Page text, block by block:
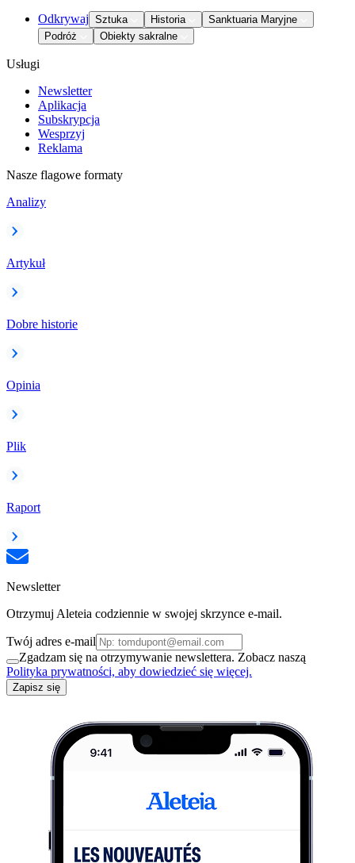
Odkrywaj Sztuka Historia
Sanktuaria Maryjne
Podróż
Obiekty sakralne
Usługi
Newsletter
Aplikacja
Subskrypcja
Wesprzyj
Reklama
Nasze flagowe formaty
Analizy
Artykuł
Dobre historie
Opinia
Plik
Raport
Newsletter
Otrzymuj Aleteia codziennie w swojej skrzynce e-mail.
Twój adres e-mail
Zgadzam się na otrzymywanie newslettera. Zobacz naszą
Polityka prywatności, aby dowiedzieć się więcej.
Zapisz się